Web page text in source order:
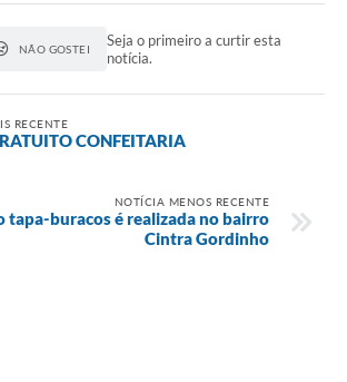
NÃO GOSTEI
Seja o primeiro a curtir esta
notícia.
RECENTE
CONFEITARIA
NOTÍCIA MENOS RECENTE
tapa-buracos é realizada no bairro
Cintra Gordinho